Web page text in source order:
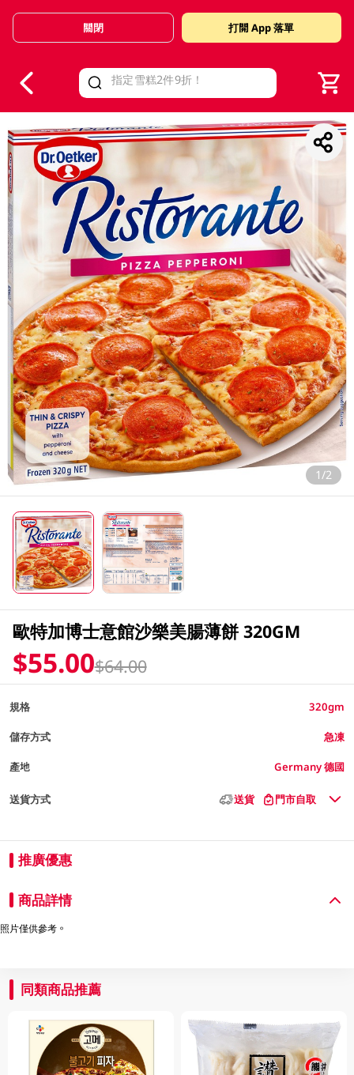
Valid Until 30 June 2026
關閉 打開 App 落單
1/2
歐特加博士意館沙樂美腸薄餅 320GM
$55.00$64.00
規格 320gm
儲存方式 急凍
產地 Germany 德國
送貨方式 送貨 門市自取
推廣優惠
商品詳情
照片僅供參考。
同類商品推薦